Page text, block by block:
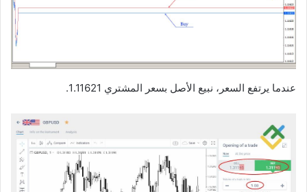
عندما يرتفع السعر، نبيع الأصل بسعر المشتري 1.11621.